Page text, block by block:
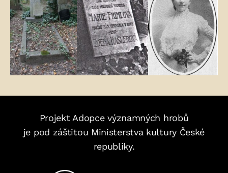
Projekt Adopce významných hrobů
je pod záštitou Ministerstva kultury České
republiky.